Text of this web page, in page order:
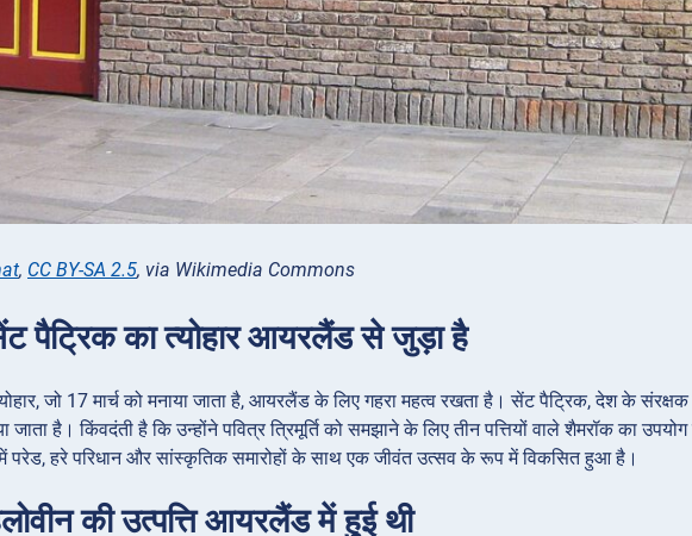
, CC BY-SA 2.5, via Wikimedia Commons
पैट्रिक का त्योहार आयरलैंड से जुड़ा है
जो 17 मार्च को मनाया जाता है, आयरलैंड के लिए गहरा महत्व रखता है। सेंट पैट्रिक, देश के
जाता है। किंवदंती है कि उन्होंने पवित्र त्रिमूर्ति को समझाने के लिए तीन पत्तियों वाले शैमरॉक का
में परेड, हरे परिधान और सांस्कृतिक समारोहों के साथ एक जीवंत उत्सव के रूप में विकसित हुआ है।
की उत्पत्ति आयरलैंड में हुई थी